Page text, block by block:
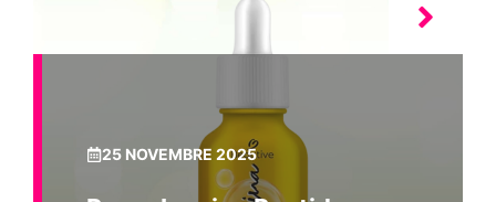
25 NOVEMBRE 2025